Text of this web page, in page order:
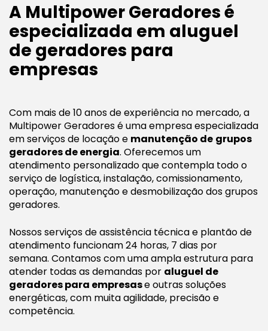
A Multipower Geradores é
especializada em aluguel
de geradores para
empresas
Com mais de 10 anos de experiência no mercado, a
Multipower Geradores é uma empresa especializada
em serviços de locação e manutenção de grupos
geradores de energia. Oferecemos um
atendimento personalizado que contempla todo o
serviço de logística, instalação, comissionamento,
operação, manutenção e desmobilização dos grupos
geradores.
Nossos serviços de assistência técnica e plantão de
atendimento funcionam 24 horas, 7 dias por
semana. Contamos com uma ampla estrutura para
atender todas as demandas por aluguel de
geradores para empresase outras soluções
energéticas, com muita agilidade, precisão e
competência.